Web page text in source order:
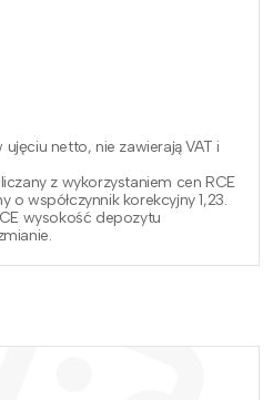
netto, nie zawierają VAT i
z wykorzystaniem cen RCE
współczynnik korekcyjny 1,23.
wysokość depozytu